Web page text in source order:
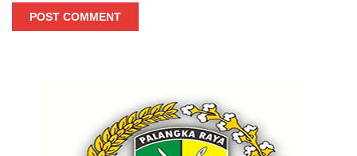
POST COMMENT